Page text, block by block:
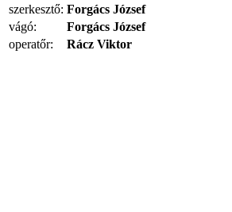
szerkesztő: Forgács József
vágó:
Forgács József
operatőr:
Rácz Viktor